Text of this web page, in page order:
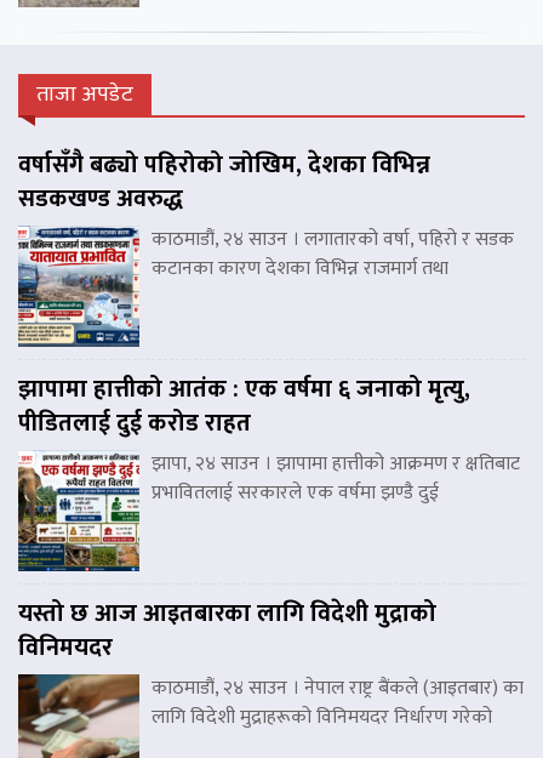
ताजा अपडेट
वर्षासँगै बढ्यो पहिरोको जोखिम, देशका विभिन्न
सडकखण्ड अवरुद्ध
काठमाडौं, २४ साउन । लगातारको वर्षा, पहिरो र सडक
कटानका कारण देशका विभिन्न राजमार्ग तथा
झापामा हात्तीको आतंक : एक वर्षमा ६ जनाको मृत्यु,
पीडितलाई दुई करोड राहत
झापा, २४ साउन । झापामा हात्तीको आक्रमण र क्षतिबाट
प्रभावितलाई सरकारले एक वर्षमा झण्डै दुई
यस्तो छ आज आइतबारका लागि विदेशी मुद्राको
विनिमयदर
काठमाडौं, २४ साउन । नेपाल राष्ट्र बैंकले (आइतबार) का
लागि विदेशी मुद्राहरूको विनिमयदर निर्धारण गरेको